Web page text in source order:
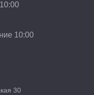
10:00
30